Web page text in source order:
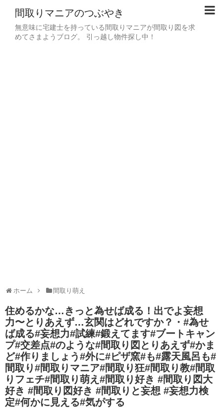
間取りマニアのつぶやき
無意味に宅建士を持っている間取りマニアが間取り図を求
めてさまようブログ。 引っ越し物件探し中！
ホーム 間取り萌え
住めるかな…きっと為せば成る！出でよ妄想
力〜とりあえず…玄関はどれですか？・#為せ
ば成る#妄想力#試練#鍛えてます#ブートキャン
プ#交差点#のような#間取り図とりあえず#かま
ど#作りましょう#外に#ピザ窯#も#露天風呂も#
間取り#間取りマニア#間取り狂#間取り教#間取
りフェチ#間取り萌え#間取り好き #間取り図大
好き #間取り図好き #間取りと妄想 #妄想力検
定#何かに見える#気がする